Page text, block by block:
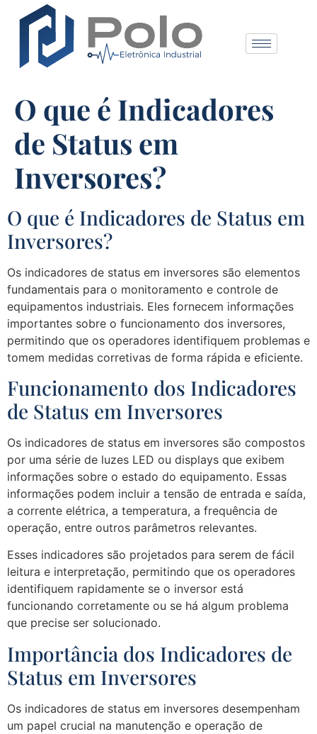
O que é Indicadores
de Status em
Inversores?
O que é Indicadores de Status em
Inversores?
Os indicadores de status em inversores são elementos
fundamentais para o monitoramento e controle de
equipamentos industriais. Eles fornecem informações
importantes sobre o funcionamento dos inversores,
permitindo que os operadores identifiquem problemas e
tomem medidas corretivas de forma rápida e eficiente.
Funcionamento dos Indicadores
de Status em Inversores
Os indicadores de status em inversores são compostos
por uma série de luzes LED ou displays que exibem
informações sobre o estado do equipamento. Essas
informações podem incluir a tensão de entrada e saída,
a corrente elétrica, a temperatura, a frequência de
operação, entre outros parâmetros relevantes.
Esses indicadores são projetados para serem de fácil
leitura e interpretação, permitindo que os operadores
identifiquem rapidamente se o inversor está
funcionando corretamente ou se há algum problema
que precise ser solucionado.
Importância dos Indicadores de
Status em Inversores
Os indicadores de status em inversores desempenham
um papel crucial na manutenção e operação de